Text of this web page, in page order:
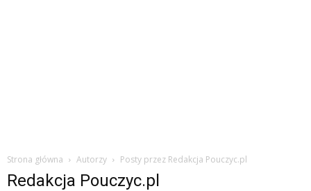
Strona główna Autorzy Posty przez Redakcja Pouczyc.pl
Redakcja Pouczyc.pl